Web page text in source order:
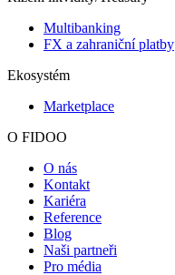
Multibanking
FX a zahraniční platby
Ekosystém
Marketplace
O FIDOO
O nás
Kontakt
Kariéra
Reference
Blog
Naši partneři
Pro média